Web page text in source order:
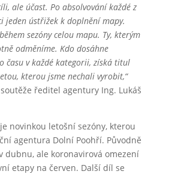
ale účast. Po absolvování každé z
jeden ústřižek k doplnění mapy.
sezóny celou mapu. Ty, kterým
odměníme. Kdo dosáhne
času v každé kategorii, získá titul
kterou jsme nechali vyrobit,“
ředitel agentury Ing. Lukáš
novinkou letošní sezóny, kterou
agentura Dolní Poohří. Původně
dubnu, ale koronavirová omezení
etapy na červen. Další díl se